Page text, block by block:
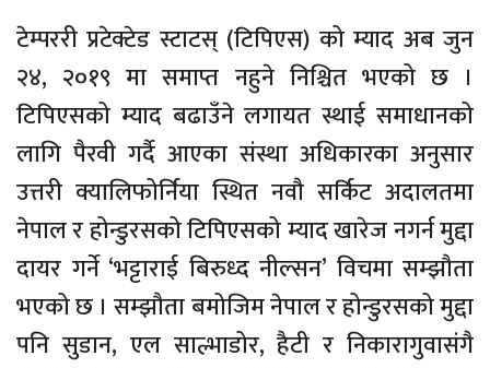
टेम्पररी प्रटेक्टेड स्टाटस् (टिपिएस) को म्याद अब जुन
२४, २०१९ मा समाप्त नहुने निश्चित भएको छ ।
टिपिएसको म्याद बढाउँने लगायत स्थाई समाधानको
लागि पैरवी गर्दै आएका संस्था अधिकारका अनुसार
उत्तरी क्यालिफोर्निया स्थित नवौ सर्किट अदालतमा
नेपाल र होन्डुरसको टिपिएसको म्याद खारेज नगर्न मुद्दा
दायर गर्ने ‘भट्टाराई बिरुध्द नील्सन’ विचमा सम्झौता
भएको छ । सम्झौता बमोजिम नेपाल र होन्डुरसको मुद्दा
पनि सुडान, एल साल्भाडोर, हैटी र निकारागुवासंगै